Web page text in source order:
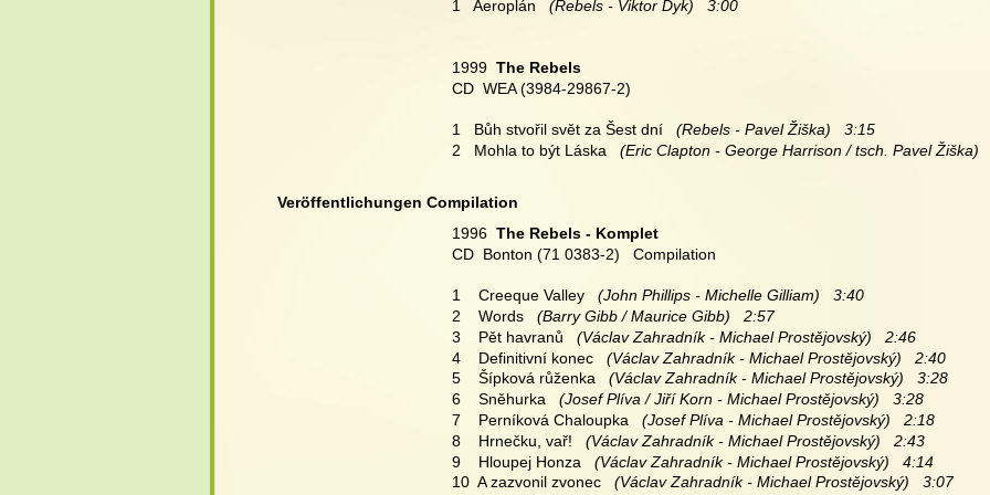
1   Aeroplán
   (Rebels - Viktor Dyk)   3:00
1999 The Rebels
CD  WEA (3984-29867-2)
1   Bůh stvořil svět za Šest dní
   (Rebels - Pavel Žiška)   3:15
2   Mohla to být Láska
(Eric Clapton - George Harrison / tsch. Pavel Žiška)
1996 The Rebels - Komplet
CD  Bonton (71 0383-2)   Compilation
1    Creeque Valley
   (John Phillips - Michelle Gilliam)   3:40
2    Words
   (Barry Gibb / Maurice Gibb)   2:57
3    Pět havranů
   (Václav Zahradník - Michael Prostějovský)   2:46
4    Definitivní konec
   (Václav Zahradník - Michael Prostějovský)   2:40
5    Šípková růženka
   (Václav Zahradník - Michael Prostějovský)   3:28
6    Sněhurka
   (Josef Plíva / Jiří Korn - Michael Prostějovský)   3:28
7    Perníková Chaloupka
   (Josef Plíva - Michael Prostějovský)   2:18
8    Hrnečku, vař!
   (Václav Zahradník - Michael Prostějovský)   2:43
9    Hloupej Honza
   (Václav Zahradník - Michael Prostějovský)   4:14
10  A zazvonil zvonec
   (Václav Zahradník - Michael Prostějovský)   3:07
Veröffentlichungen Compilation